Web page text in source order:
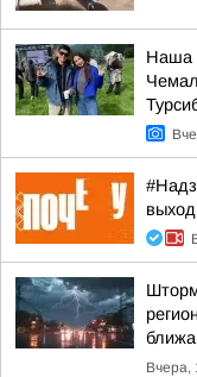
Наша
Вчера,